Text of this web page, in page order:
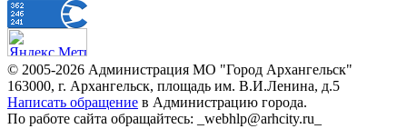
© 2005-2026 Администрация МО "Город Архангельск"
163000, г. Архангельск, площадь им. В.И.Ленина, д.5
Написать обращение в Администрацию города.
По работе сайта обращайтесь: _webhlp@arhcity.ru_